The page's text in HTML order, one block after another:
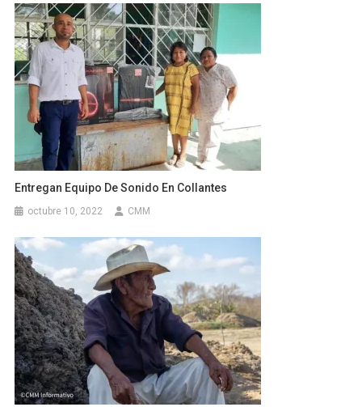
Entregan Equipo De Sonido En Collantes
octubre 10, 2022 CMM